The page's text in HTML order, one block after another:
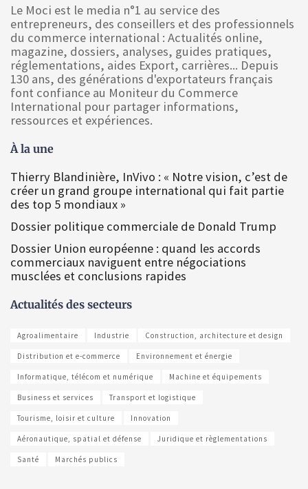
Le Moci est le media n°1 au service des
entrepreneurs, des conseillers et des professionnels
du commerce international : Actualités online,
magazine, dossiers, analyses, guides pratiques,
réglementations, aides Export, carrières... Depuis
130 ans, des générations d'exportateurs français
font confiance au Moniteur du Commerce
International pour partager informations,
ressources et expériences.
À la une
Thierry Blandinière, InVivo : « Notre vision, c’est de
créer un grand groupe international qui fait partie
des top 5 mondiaux »
Dossier politique commerciale de Donald Trump
Dossier Union européenne : quand les accords
commerciaux naviguent entre négociations
musclées et conclusions rapides
Actualités des secteurs
Agroalimentaire Industrie Construction, architecture et design
Distribution et e-commerce Environnement et énergie
Informatique, télécom et numérique Machine et équipements
Business et services Transport et logistique
Tourisme, loisir et culture Innovation
Aéronautique, spatial et défense Juridique et règlementations
Santé Marchés publics